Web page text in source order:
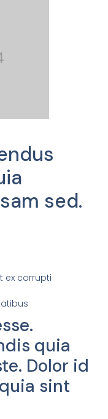
sed.
ex corrupti
quia
Dolor id
sint